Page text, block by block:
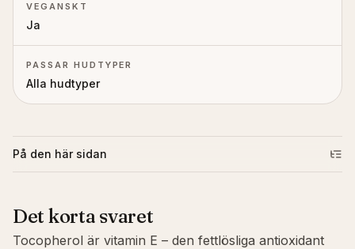
VEGANSKT
Ja
PASSAR HUDTYPER
Alla hudtyper
På den här sidan
Det korta svaret
Tocopherol är vitamin E – den fettlösliga antioxidant